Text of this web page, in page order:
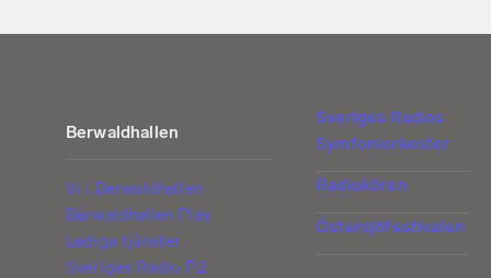
Berwaldhallen
Vi i Berwaldhallen
Berwaldhallen Play
Lediga tjänster
Sveriges Radio P2
Sveriges Radios
Symfoniorkester
Radiokören
Östersjöfestivalen